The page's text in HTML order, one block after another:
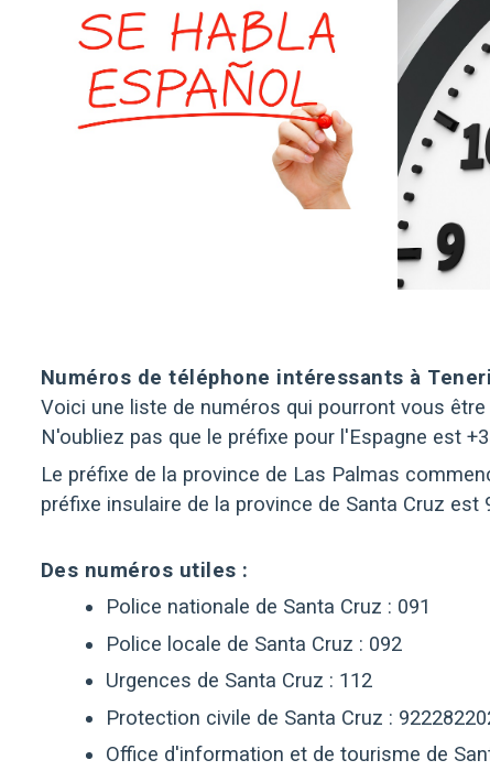
Numéros de téléphone intéressants à
Voici une liste de numéros qui pourront vous
N'oubliez pas que le préfixe pour l'Espagne est
Le préfixe de la province de Las Palmas
préfixe insulaire de la province de Santa Cruz
Des numéros utiles :
Police nationale de Santa Cruz : 091
Police locale de Santa Cruz : 092
Urgences de Santa Cruz : 112
Protection civile de Santa Cruz :
Office d'information et de tourisme de